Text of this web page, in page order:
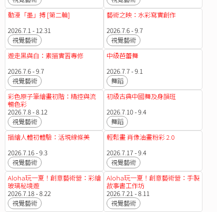
動漫「墨」搏 [第二輪]
2026.7.1 - 12.31
視覺藝術
藝術之映：水彩寫實創作
2026.7.6 - 9.7
視覺藝術
遊走黑與白：素描實習專修
2026.7.6 - 9.7
視覺藝術
中級芭蕾舞
2026.7.7 - 9.1
舞蹈
彩色原子筆繪畫初階：精控與流
暢色彩
2026.7.8 - 8.12
視覺藝術
初級古典中國舞及身韻班
2026.7.10 - 9.4
舞蹈
描繪人體初體驗：活現線條美
2026.7.16 - 9.3
視覺藝術
輕鬆畫 肖像油畫粉彩 2.0
2026.7.17 - 9.4
視覺藝術
Aloha玩一夏！創意藝術營：彩繪
玻璃秘境遊
2026.7.18 - 8.22
視覺藝術
Aloha玩一夏！創意藝術營：手製
故事書工作坊
2026.7.21 - 8.11
視覺藝術